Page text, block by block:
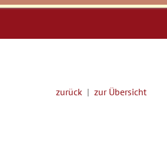
zurück | zur Übersicht